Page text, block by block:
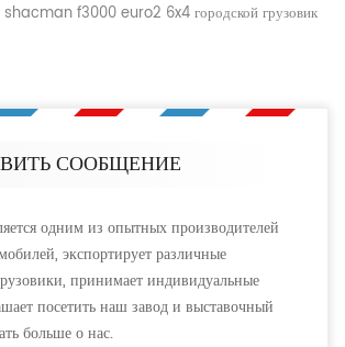
shacman f3000 euro2 6x4 городской грузовик
СООБЩЕНИЕ
одним из опытных производителей
экспортирует различные
принимает индивидуальные
посетить наш завод и выставочный
больше о нас.